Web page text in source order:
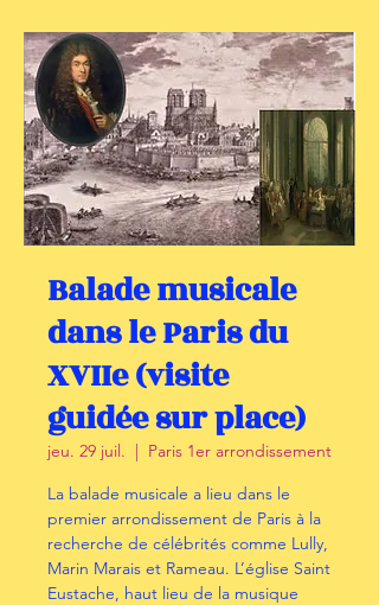
Balade musicale
dans le Paris du
XVIIe (visite
guidée sur place)
jeu. 29 juil.
  |
Paris 1er arrondissement
La balade musicale a lieu dans le
premier arrondissement de Paris à la
recherche de célébrités comme Lully,
Marin Marais et Rameau. L’église Saint
Eustache, haut lieu de la musique